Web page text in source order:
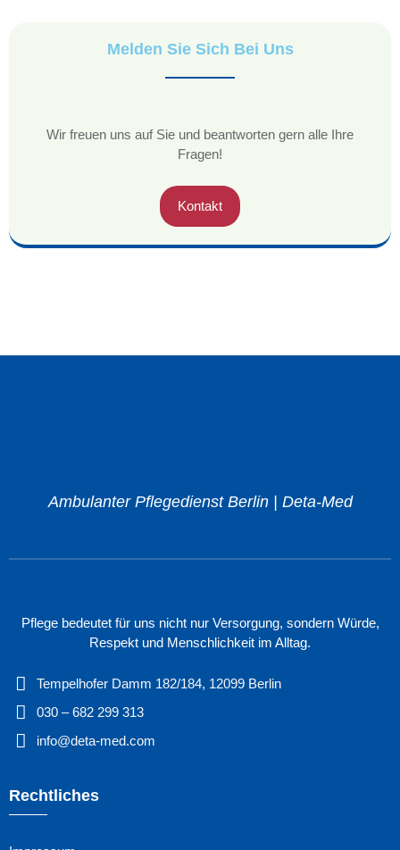
Melden Sie Sich Bei Uns
Wir freuen uns auf Sie und beantworten gern alle Ihre
Fragen!
Kontakt
Ambulanter Pflegedienst Berlin | Deta-Med
Pflege bedeutet für uns nicht nur Versorgung, sondern Würde,
Respekt und Menschlichkeit im Alltag.
Tempelhofer Damm 182/184, 12099 Berlin
030 – 682 299 313
info@deta-med.com
Rechtliches